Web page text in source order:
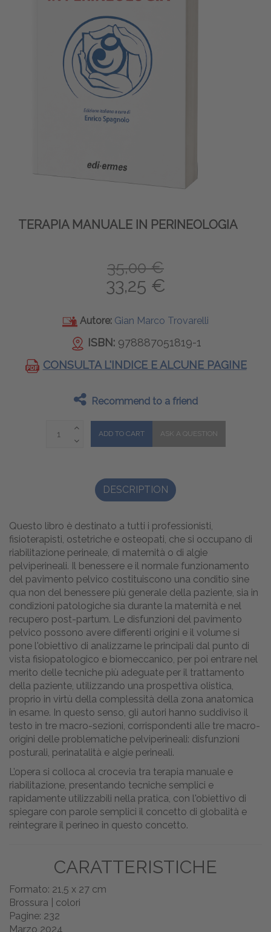
TERAPIA MANUALE IN PERINEOLOGIA
35,00 €
33,25 €
Autore: Gian Marco Trovarelli
ISBN: 978887051819-1
CONSULTA L'INDICE E ALCUNE PAGINE
Recommend to a friend
DESCRIPTION
Questo libro è destinato a tutti i professionisti,
fisioterapisti, ostetriche e osteopati, che si occupano di
riabilitazione perineale, di maternità o di algie
pelviperineali. Il benessere e il normale funzionamento
del pavimento pelvico costituiscono una conditio sine
qua non del benessere più generale della paziente, sia in
condizioni patologiche sia durante la maternità e nel
recupero post-partum. Le disfunzioni del pavimento
pelvico possono avere differenti origini e il volume si
pone l'obiettivo di analizzarne le principali dal punto di
vista fisiopatologico e biomeccanico, per poi entrare nel
merito delle tecniche più adeguate per il trattamento
della paziente, utilizzando una prospettiva olistica,
proprio in virtù della complessità della zona anatomica
in esame. In questo senso, gli autori hanno suddiviso il
testo in tre macro-sezioni, corrispondenti alle tre macro-
origini delle problematiche pelviperineali: disfunzioni
posturali, perinatalità e algie perineali.
L’opera si colloca al crocevia tra terapia manuale e
riabilitazione, presentando tecniche semplici e
rapidamente utilizzabili nella pratica, con l'obiettivo di
spiegare con parole semplici il concetto di globalità e
reintegrare il perineo in questo concetto.
CARATTERISTICHE
Formato: 21,5 x 27 cm
Brossura | colori
Pagine: 232
Marzo 2024